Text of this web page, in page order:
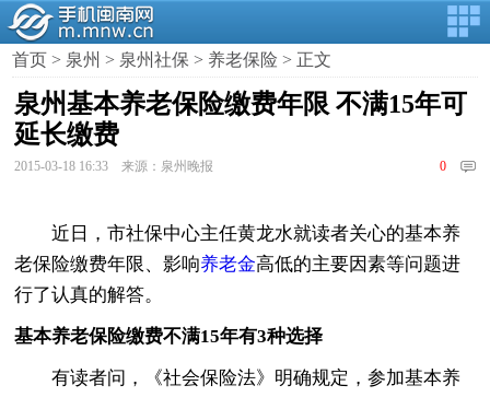
首页 > 泉州 > 泉州社保 > 养老保险 > 正文
泉州基本养老保险缴费年限 不满15年可
延长缴费
2015-03-18 16:33 来源：泉州晚报 0
近日，市社保中心主任黄龙水就读者关心的基本养
老保险缴费年限、影响养老金高低的主要因素等问题进
行了认真的解答。
基本养老保险缴费不满15年有3种选择
有读者问，《社会保险法》明确规定，参加基本养